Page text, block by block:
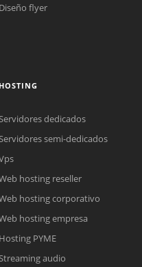
online.
de línea. Complete el formulario
Diseño flyer
HOSTING
dedicados
semi-dedicados
hosting reseller
hosting corporativo
hosting empresa
Hosting PYME
audio